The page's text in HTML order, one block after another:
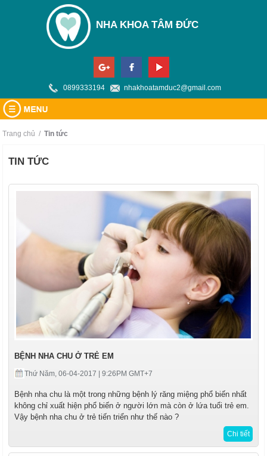
NHA KHOA TÂM ĐỨC
0899333194 nhakhoatamduc2@gmail.com
TRANG CHỦ
HỎI ĐÁP
LIÊN HỆ
Trang chủ / tin tức
TIN TỨC
BỆNH NHA CHU Ở TRẺ EM
Thứ Năm, 06-04-2017 | 9:26PM GMT+7
Bệnh nha chu là một trong những bệnh lý răng miệng phổ biến nhất
không chỉ xuất hiện phổ biến ở người lớn mà còn ở lứa tuổi trẻ em.
Vậy bệnh nha chu ở trẻ tiến triển như thế nào ?
Chi tiết